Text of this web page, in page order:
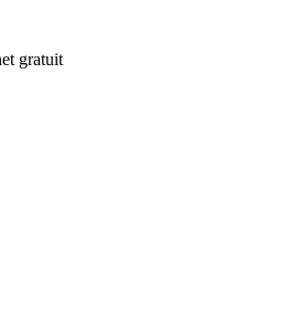
gratuit